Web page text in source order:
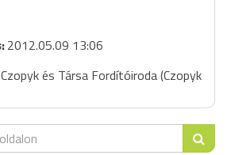
2012.05.09 13:06
Czopyk és Társa Fordítóiroda (Czopyk